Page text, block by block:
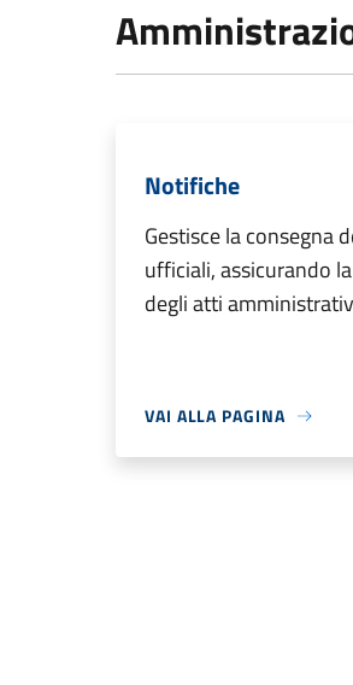
Notifiche
Gestisce la consegna
ufficiali, assicurando
degli atti
VAI ALLA PAGINA